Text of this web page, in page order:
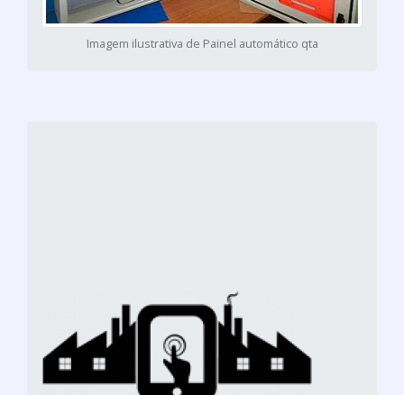
Imagem ilustrativa de Painel automático qta